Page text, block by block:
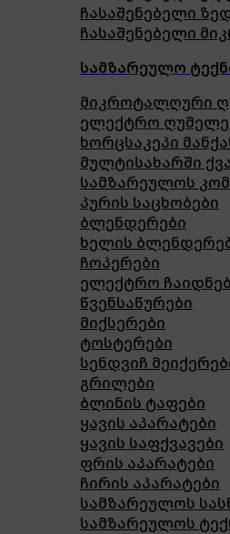
ჩასაშენებელი
ჩასაშენებელი
სამზარეულო
მიკროტალღური
ელექტრო
ხორცსაკეპი
მულტისახარში
სამზარეულოს
პურის საცხობები
ბლენდერები
ხელის
ჩოპერები
ელექტრო
წვენსაწურები
მიქსერები
ტოსტერები
სენდვიჩ
გრილები
ბლინის ტაფები
ყავის აპარატები
ყავის საფქვავები
ფრის აპარატები
ჩირის აპარატები
სამზარეულოს
სამზარეულოს